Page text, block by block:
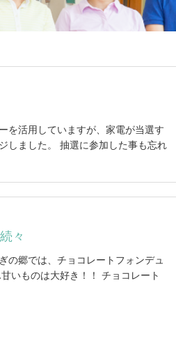
を活用していますが、家電が当選す
しました。 抽選に参加した事も忘れ
々
の郷では、チョコレートフォンデュ
いものは大好き！！ チョコレート